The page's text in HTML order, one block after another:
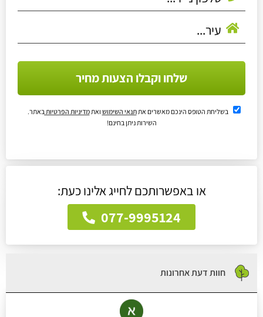
שלחו וקבלו הצעות מחיר
בשליחת הטופס הינכם מאשרים אתתנאי השימוש ואתמדיניות הפרטיות באתר.
השירות ניתן בחינם!
או באפשרותכם לחייג אלינו כעת:
077-9995124
חוות דעת אחרונות